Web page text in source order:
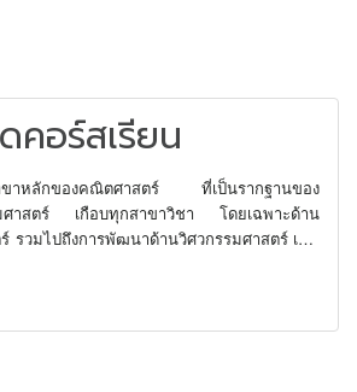
คอร์สเรียน
หลักของคณิตศาสตร์ ที่เป็นรากฐานของ
ศาสตร์ เกือบทุกสาขาวิชา โดยเฉพาะด้าน
รวมไปถึงการพัฒนาด้านวิศวกรรมศาสตร์ เช่น